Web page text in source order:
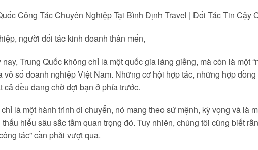
Công Tác Chuyên Nghiệp Tại Bình Định Travel | Đối Tác Tin Cậy
người đối tác kinh doanh thân mến,
Trung Quốc không chỉ là một quốc gia láng giềng, mà còn là một
số doanh nghiệp Việt Nam. Những cơ hội hợp tác, những hợp
đều đang chờ đợi bạn ở phía trước.
là một hành trình di chuyển, nó mang theo sứ mệnh, kỳ vọng và là
hiểu sâu sắc tầm quan trọng đó. Tuy nhiên, chúng tôi cũng biết
tác” cần phải vượt qua.